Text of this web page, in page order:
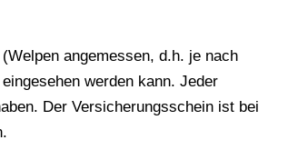
angemessen, d.h. je nach
werden kann. Jeder
Der Versicherungsschein ist bei